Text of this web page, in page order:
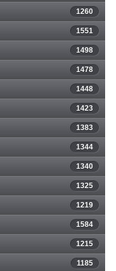
1260
1551
1498
1478
1448
1423
1383
1344
1340
1325
1219
1584
1215
1185